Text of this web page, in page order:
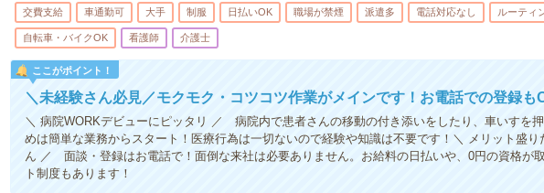
交費支給 車通勤可 大手 制服 日払いOK 職場が禁煙 派遣多 電話対応なし ルーティ
自転車・バイクOK 看護師 介護士
ここがポイント！
＼未経験さん必見／モクモク・コツコツ作業がメインです！お電話での登録も
＼ 病院WORKデビューにピッタリ ／ 病院内で患者さんの移動の付き添いをしたり、車いすを
めは簡単な業務からスタート！医療行為は一切ないので経験や知識は不要です！＼ メリット盛り
ん ／ 面談・登録はお電話で！面倒な来社は必要ありません。お給料の日払いや、0円の資格が
ト制度もあります！